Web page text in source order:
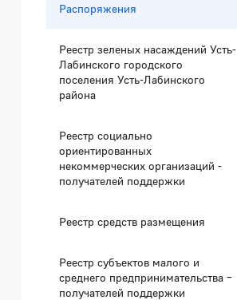
Распоряжения
Реестр зеленых насаждений Усть-
Лабинского городского
поселения Усть-Лабинского
района
Реестр социально
ориентированных
некоммерческих организаций -
получателей поддержки
Реестр средств размещения
Реестр субъектов малого и
среднего предпринимательства –
получателей поддержки